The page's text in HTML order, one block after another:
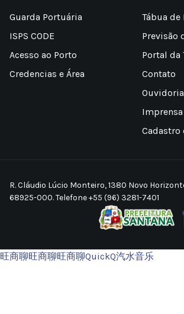
Guarda Portuária
ISPS CODE
Acesso ao Porto
Credencias e Área
Tábua de
Previsão
Portal da
Contato
Ouvidoria
Imprensa
Cadastro
R. Cláudio Lúcio Monteiro, 1380 Novo
68925-000. Telefone +55 (96) 3281-7401
旺商聊旺商聊旺商聊QuickQ汽水音乐